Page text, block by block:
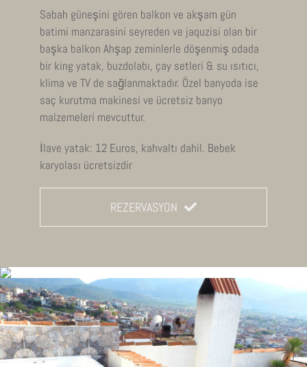
Sabah güneşini gören balkon ve akşam gün
batimi manzarasini seyreden ve jaquzisi olan bir
başka balkon Ahşap zeminlerle döşenmiş odada
bir king yatak, buzdolabı, çay setleri & su ısıtıcı,
klima ve TV de sağlanmaktadır. Özel banyoda ise
saç kurutma makinesi ve ücretsiz banyo
malzemeleri mevcuttur.
İlave yatak: 12 Euros, kahvaltı dahil. Bebek
karyolası ücretsizdir
REZERVASYON